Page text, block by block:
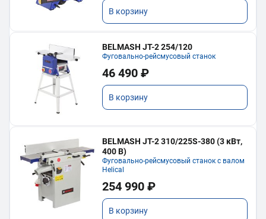
В корзину
BELMASH JT-2 254/120
Фуговально-рейсмусовый станок
46 490 ₽
В корзину
BELMASH JT-2 310/225S-380 (3 кВт,
400 В)
Фуговально-рейсмусовый станок с валом
Helical
254 990 ₽
В корзину